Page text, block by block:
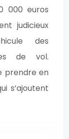
000 euros
judicieux
des
de vol.
prendre en
s’ajoutent